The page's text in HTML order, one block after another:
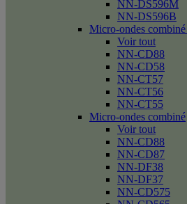
NN-DS596M
NN-DS596B
Micro-ondes
Voir tout
NN-CD88
NN-CD58
NN-CT57
NN-CT56
NN-CT55
Micro-ondes combiné
Voir tout
NN-CD88
NN-CD87
NN-DF38
NN-DF37
NN-CD575